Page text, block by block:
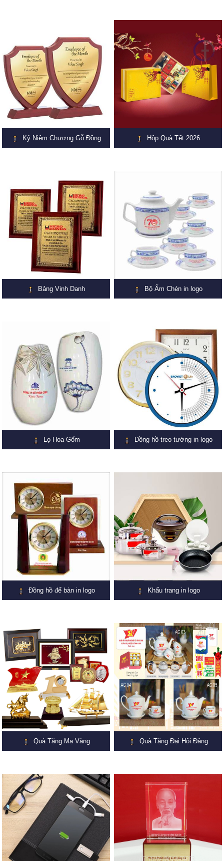
Kỷ Niệm Chương Gỗ Đồng Hộp Quà Tết 2026
Bảng Vinh Danh Bộ Ấm Chén in logo
Lọ Hoa Gốm Đồng hồ treo tường in logo
Đồng hồ để bàn in logo Khẩu trang in logo
Quà Tặng Mạ Vàng Quà Tặng Đại Hội Đảng